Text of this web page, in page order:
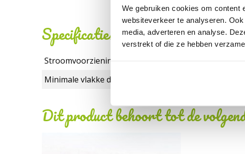
We gebruiken cookies om content
websiteverkeer te analyseren.
media, adverteren en analyse.
verstrekt of die ze hebben
Specificaties
Stroomvoorziening:
Minimale vlakke doorgang (m):
Dit product behoort tot de